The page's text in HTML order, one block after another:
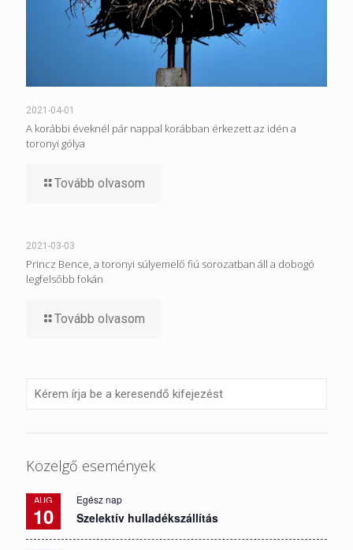
2021-04-01
A korábbi éveknél pár nappal korábban érkezett az idén a
toronyi gólya
Tovább olvasom
2021-03-03
Princz Bence, a toronyi súlyemelő fiú sorozatban áll a dobogó
legfelsőbb fokán
Tovább olvasom
Közelgő események
AUG
10
Egész nap
Szelektív hulladékszállítás